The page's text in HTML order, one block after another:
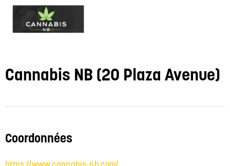
Cannabis NB (20 Plaza Avenue)
Coordonnées
https://www.cannabis-nb.com/